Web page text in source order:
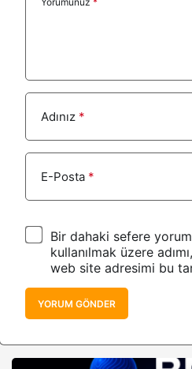
Adınız *
E-Posta *
Bir dahaki sefere yorum
kullanılmak üzere
web site adresimi bu
YORUM GÖNDER